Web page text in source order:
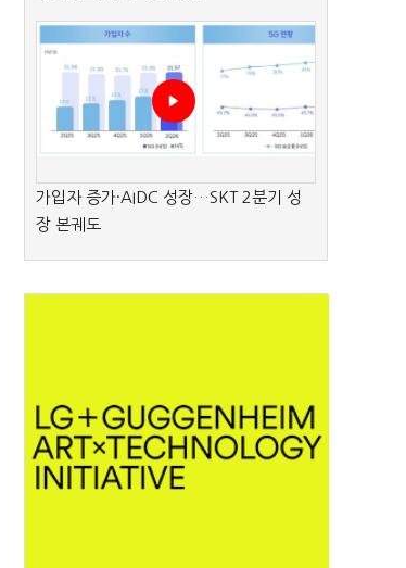
가입자 증가·AIDC 성장…SKT 2분기 성
장 본궤도